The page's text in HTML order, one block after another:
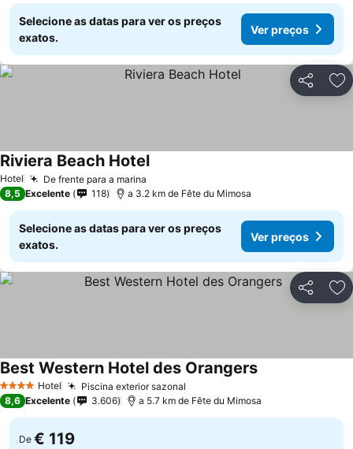
Selecione as datas para ver os preços
exatos.
Ver preços
Partilhar
Hotel De frente para a marina
Riviera Beach HotelVer preços
8,5 Excelente 118 a 3.2 km de Fête du Mimosa
Selecione as datas para ver os preços
exatos.
Ver preços
Partilhar
4 EstrelasHotel Piscina exterior sazonal
Best Western Hotel des OrangersVer preços
8,6 Excelente 3.606 a 5.7 km de Fête du Mimosa
De € 119